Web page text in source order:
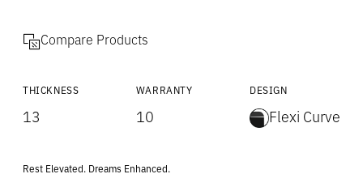
Compare Products
THICKNESS
13
WARRANTY
10
DESIGN
Flexi Curve
Rest Elevated. Dreams Enhanced.